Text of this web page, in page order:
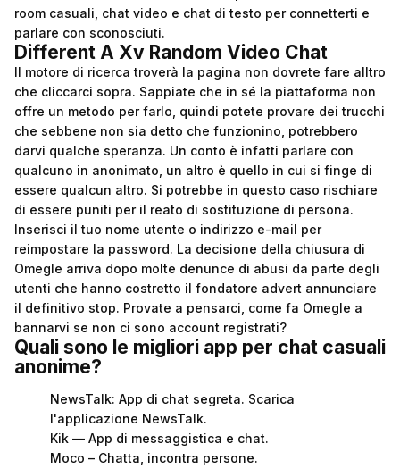
room casuali, chat video e chat di testo per connetterti e
parlare con sconosciuti.
Different A Xv Random Video Chat
Il motore di ricerca troverà la pagina non dovrete fare alltro
che cliccarci sopra. Sappiate che in sé la piattaforma non
offre un metodo per farlo, quindi potete provare dei trucchi
che sebbene non sia detto che funzionino, potrebbero
darvi qualche speranza. Un conto è infatti parlare con
qualcuno in anonimato, un altro è quello in cui si finge di
essere qualcun altro. Si potrebbe in questo caso rischiare
di essere puniti per il reato di sostituzione di persona.
Inserisci il tuo nome utente o indirizzo e-mail per
reimpostare la password. La decisione della chiusura di
Omegle arriva dopo molte denunce di abusi da parte degli
utenti che hanno costretto il fondatore advert annunciare
il definitivo stop. Provate a pensarci, come fa Omegle a
bannarvi se non ci sono account registrati?
Quali sono le migliori app per chat casuali
anonime?
NewsTalk: App di chat segreta. Scarica
l'applicazione NewsTalk.
Kik — App di messaggistica e chat.
Moco – Chatta, incontra persone.